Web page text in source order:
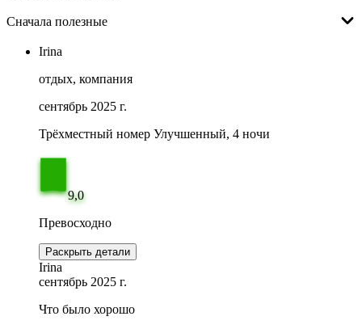
Сначала полезные
Irina
отдых, компания
сентябрь 2025 г.
Трёхместный номер Улучшенный, 4 ночи
9,0
Превосходно
Раскрыть детали
Irina
сентябрь 2025 г.
Что было хорошо